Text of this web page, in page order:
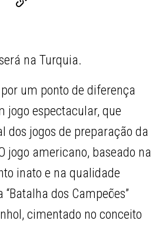
na Turquia.
um ponto de diferença
jogo espectacular, que
dos jogos de preparação da
jogo americano, baseado na
inato e na qualidade
dos Campeões”
cimentado no conceito